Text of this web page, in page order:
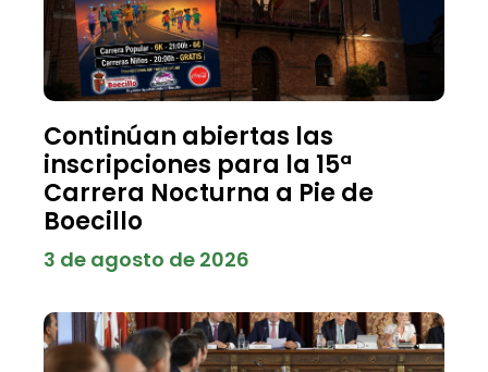
Continúan abiertas las
inscripciones para la 15ª
Carrera Nocturna a Pie de
Boecillo
3 de agosto de 2026